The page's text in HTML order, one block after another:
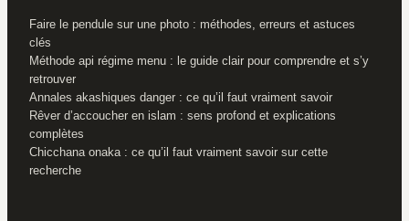
Faire le pendule sur une photo : méthodes, erreurs et astuces
clés
Méthode api régime menu : le guide clair pour comprendre et s’y
retrouver
Annales akashiques danger : ce qu’il faut vraiment savoir
Rêver d’accoucher en islam : sens profond et explications
complètes
Chicchana onaka : ce qu’il faut vraiment savoir sur cette
recherche